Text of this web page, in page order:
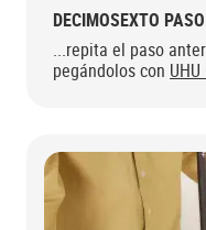
DECIMOSEXTO PASO
...repita el paso
pegándolos con